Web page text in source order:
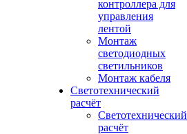
контроллера для
управления
лентой
Монтаж
светодиодных
светильников
Монтаж кабеля
Светотехнический
расчёт
Светотехнический
расчёт